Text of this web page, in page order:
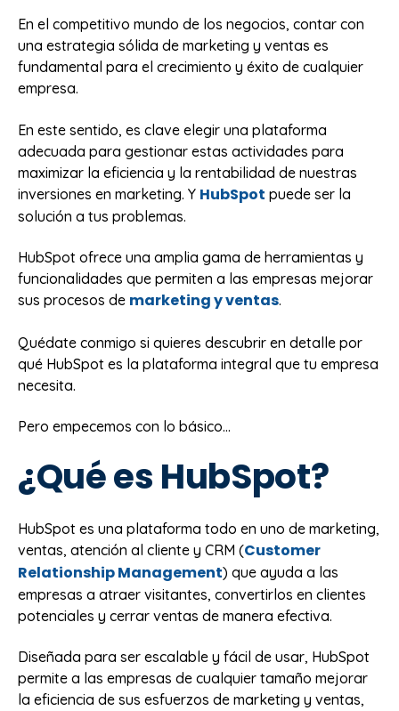
En el competitivo mundo de los negocios, contar con
una estrategia sólida de marketing y ventas es
fundamental para el crecimiento y éxito de cualquier
empresa.
En este sentido, es clave elegir una plataforma
adecuada para gestionar estas actividades para
maximizar la eficiencia y la rentabilidad de nuestras
inversiones en marketing. Y HubSpot puede ser la
solución a tus problemas.
HubSpot ofrece una amplia gama de herramientas y
funcionalidades que permiten a las empresas mejorar
sus procesos de marketing y ventas.
Quédate conmigo si quieres descubrir en detalle por
qué HubSpot es la plataforma integral que tu empresa
necesita.
Pero empecemos con lo básico…
¿Qué es HubSpot?
HubSpot es una plataforma todo en uno de marketing,
ventas, atención al cliente y CRM (Customer
Relationship Management) que ayuda a las
empresas a atraer visitantes, convertirlos en clientes
potenciales y cerrar ventas de manera efectiva.
Diseñada para ser escalable y fácil de usar, HubSpot
permite a las empresas de cualquier tamaño mejorar
la eficiencia de sus esfuerzos de marketing y ventas,